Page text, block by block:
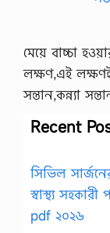
মেয়ে বাচ্চা
লক্ষণ,এই
সন্তান,কন্ন্যা
Recent
সিভিল
স্বাস্থ্য
pdf ২০২৬